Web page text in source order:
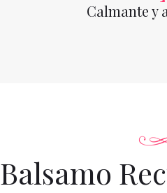
Calmante
Balsamo